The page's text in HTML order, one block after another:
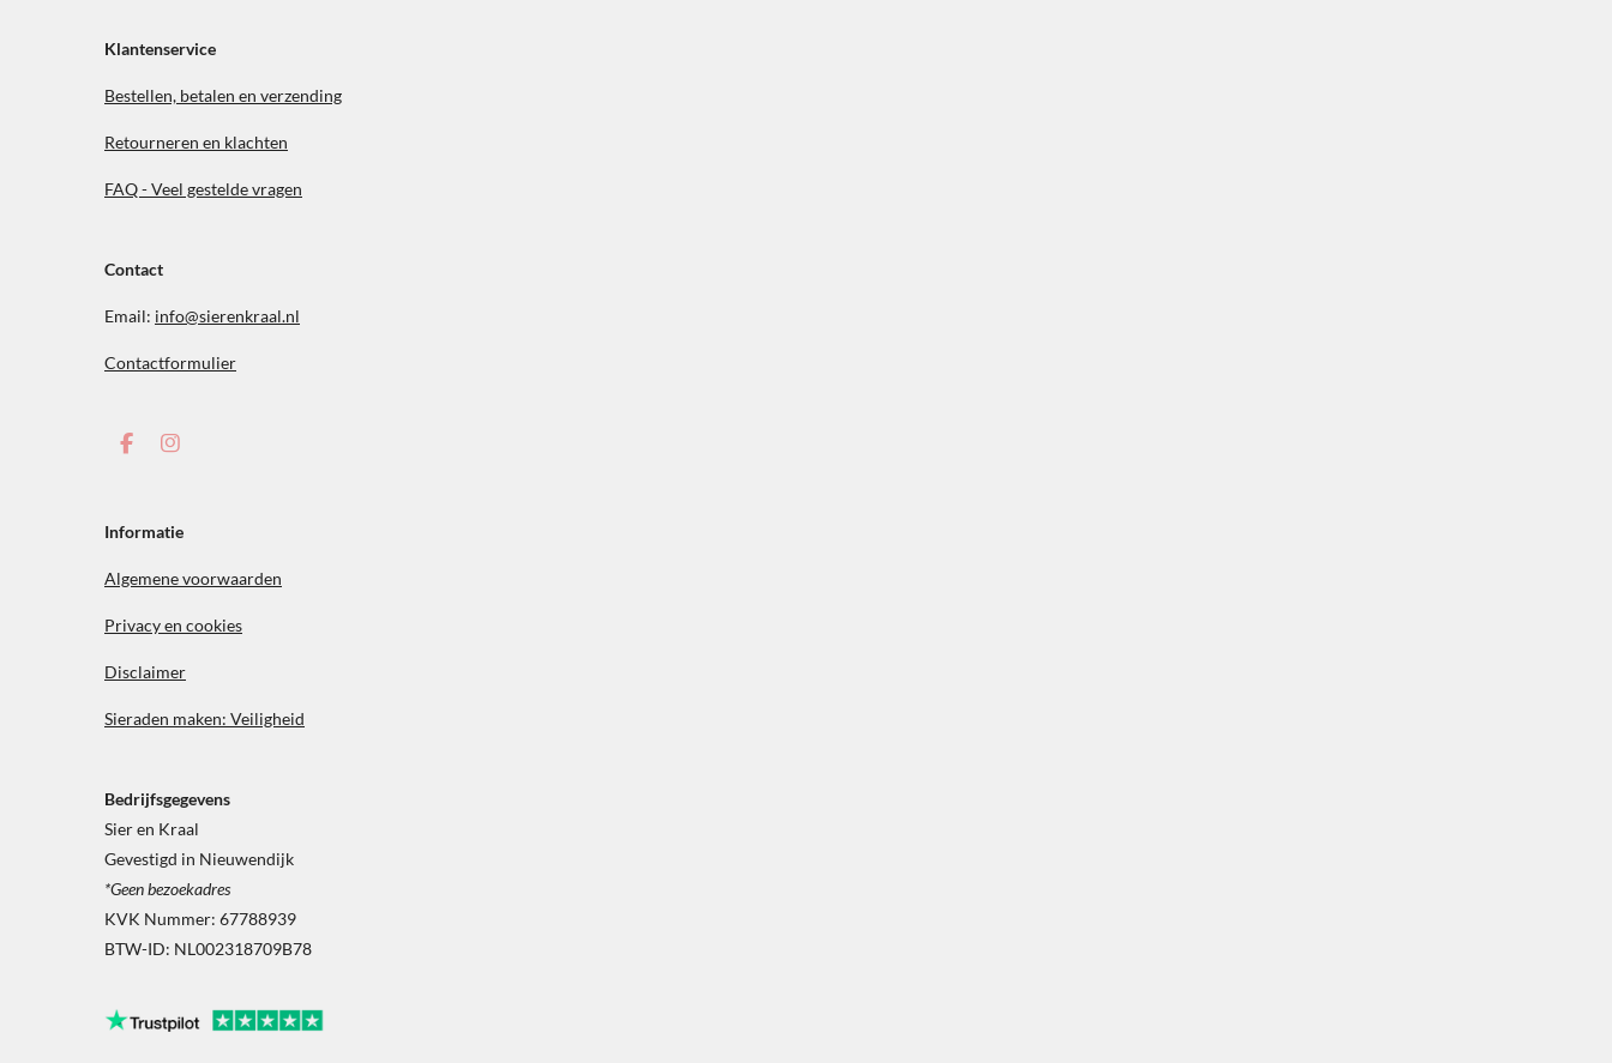
Klantenservice
Bestellen, betalen en verzending
Retourneren en klachten
FAQ - Veel gestelde vragen
Contact
Email: info@sierenkraal.nl
Contactformulier
F
b
k
I
a
a
Informatie
Algemene voorwaarden
Privacy en cookies
Disclaimer
Sieraden maken: Veiligheid
Bedrijfsgegevens
Sier en Kraal
Gevestigd in Nieuwendijk
*Geen bezoekadres
KVK Nummer: 67788939
BTW-ID: NL002318709B78